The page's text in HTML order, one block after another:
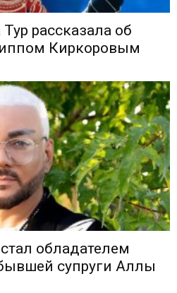
рассказала об
Киркоровым
обладателем
супруги Аллы